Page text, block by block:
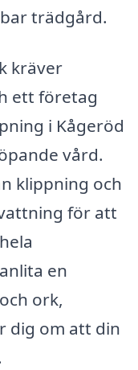
trädgård.
kräver
ett företag
i Kågeröd
vård.
klippning och
för att
en
ork,
dig om att din